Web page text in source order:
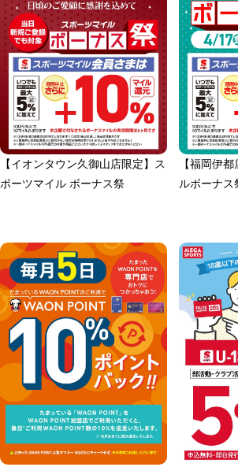
【イオンタウン久御山店限定】ス
ポーツマイル ボーナス祭
【福岡伊
ルボーナス